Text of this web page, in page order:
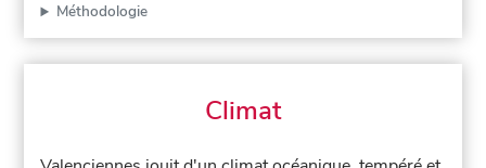
Méthodologie
Climat